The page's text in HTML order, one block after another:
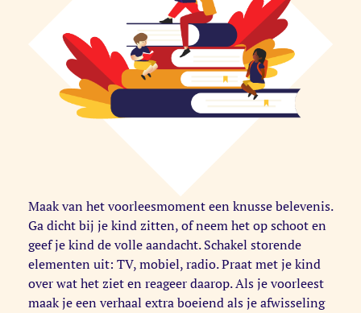
Maak van het voorleesmoment een knusse belevenis.
Ga dicht bij je kind zitten, of neem het op schoot en
geef je kind de volle aandacht. Schakel storende
elementen uit: TV, mobiel, radio. Praat met je kind
over wat het ziet en reageer daarop. Als je voorleest
maak je een verhaal extra boeiend als je afwisseling